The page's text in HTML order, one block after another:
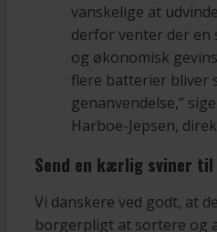
vanskelige at
derfor venter der
og økonomisk
flere batterier bliver
genanvendelse,”
Harboe-Jepsen,
Send en kærlig sviner
Vi danskere ved godt, at
borgerpligt at sortere og